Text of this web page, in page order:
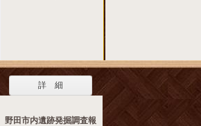
詳 細
野田市内遺跡発掘調査報